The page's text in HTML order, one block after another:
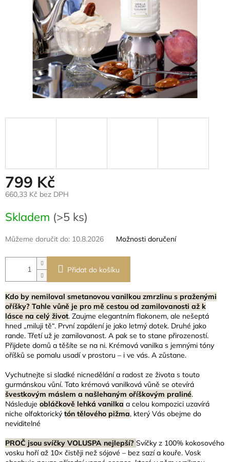
799 Kč
660,33 Kč bez DPH
cena:
Skladem (>5 ks)
Můžeme doručit do: 10.8.2026 Možnosti doručení
Přidat do košíku
Kdo by nemiloval smetanovou vanilkou zmrzlinu s praženými
oříšky? Tahle vůně je pro mě cestou od zamilovanosti až k
lásce na celý život. Zaujme elegantním flakonem, ale nešeptá
hned „miluji tě“. První zapálení je jako letmý dotek. Druhé jako
rande. Třetí už je zamilovanost. A pak se to stane přirozeností.
Přijdete domů a těšíte se na ni. Krémová vanilka s jemnými tóny
oříšků se pomalu usadí v prostoru – i ve vás. A zůstane.
Vychutnejte si sladké nicnedělání a radost ze života s touto
gurmánskou vůní. Tato krémová vanilková vůně se otevírá
švestkovým máslem a našlehaným oříškovým praliné.
Následuje obláčkově lehká vanilka a celou kompozici uzavírá
niche olfaktorický tón tělového pižma, který Vás obejme do
neviditelné
PROČ jsou svíčky VOLUSPA nejlepší? Svíčky z 100% kokosového
vosku hoří až 10× čistěji než sójové – bez sazí a kouře. Vosk